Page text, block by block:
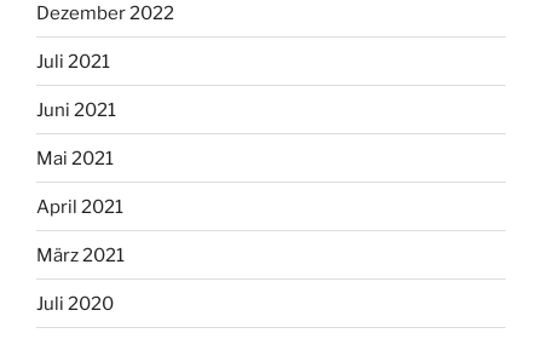
Dezember 2022
Juli 2021
Juni 2021
Mai 2021
April 2021
März 2021
Juli 2020